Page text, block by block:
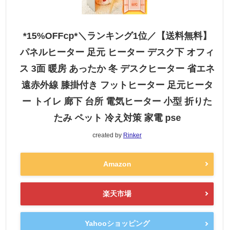
*15%OFFcp*＼ランキング1位／【送料無料】
パネルヒーター 足元 ヒーター デスク下 オフィ
ス 3面 暖房 あったか 冬 デスクヒーター 省エネ
遠赤外線 膝掛付き フットヒーター 足元ヒータ
ー トイレ 廊下 台所 電気ヒーター 小型 折りた
たみ ペット 冷え対策 家電 pse
created by Rinker
Amazon
楽天市場
Yahooショッピング